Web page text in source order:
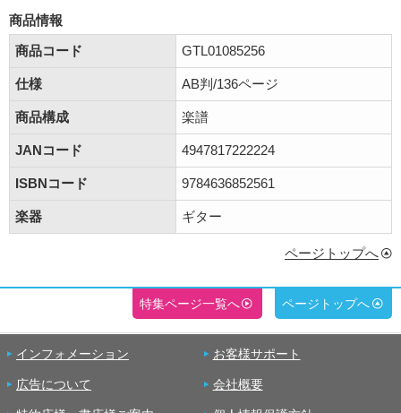
商品情報
商品コード
GTL01085256
仕様 AB判/136ページ
商品構成 楽譜
JANコード 4947817222224
ISBNコード 9784636852561
楽器 ギター
ページトップへ
特集ページ一覧へ ページトップへ
インフォメーション お客様サポート
広告について 会社概要